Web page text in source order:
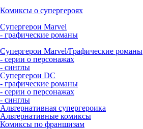
Комиксы о супергероях
Супергерои Marvel
- графические романы
Супергерои Marvel/Графические романы
- серии о персонажах
- синглы
Супергерои DC
- графические романы
- серии о персонажах
- синглы
Альтернативная супергероика
Альтернативные комиксы
Комиксы по франшизам